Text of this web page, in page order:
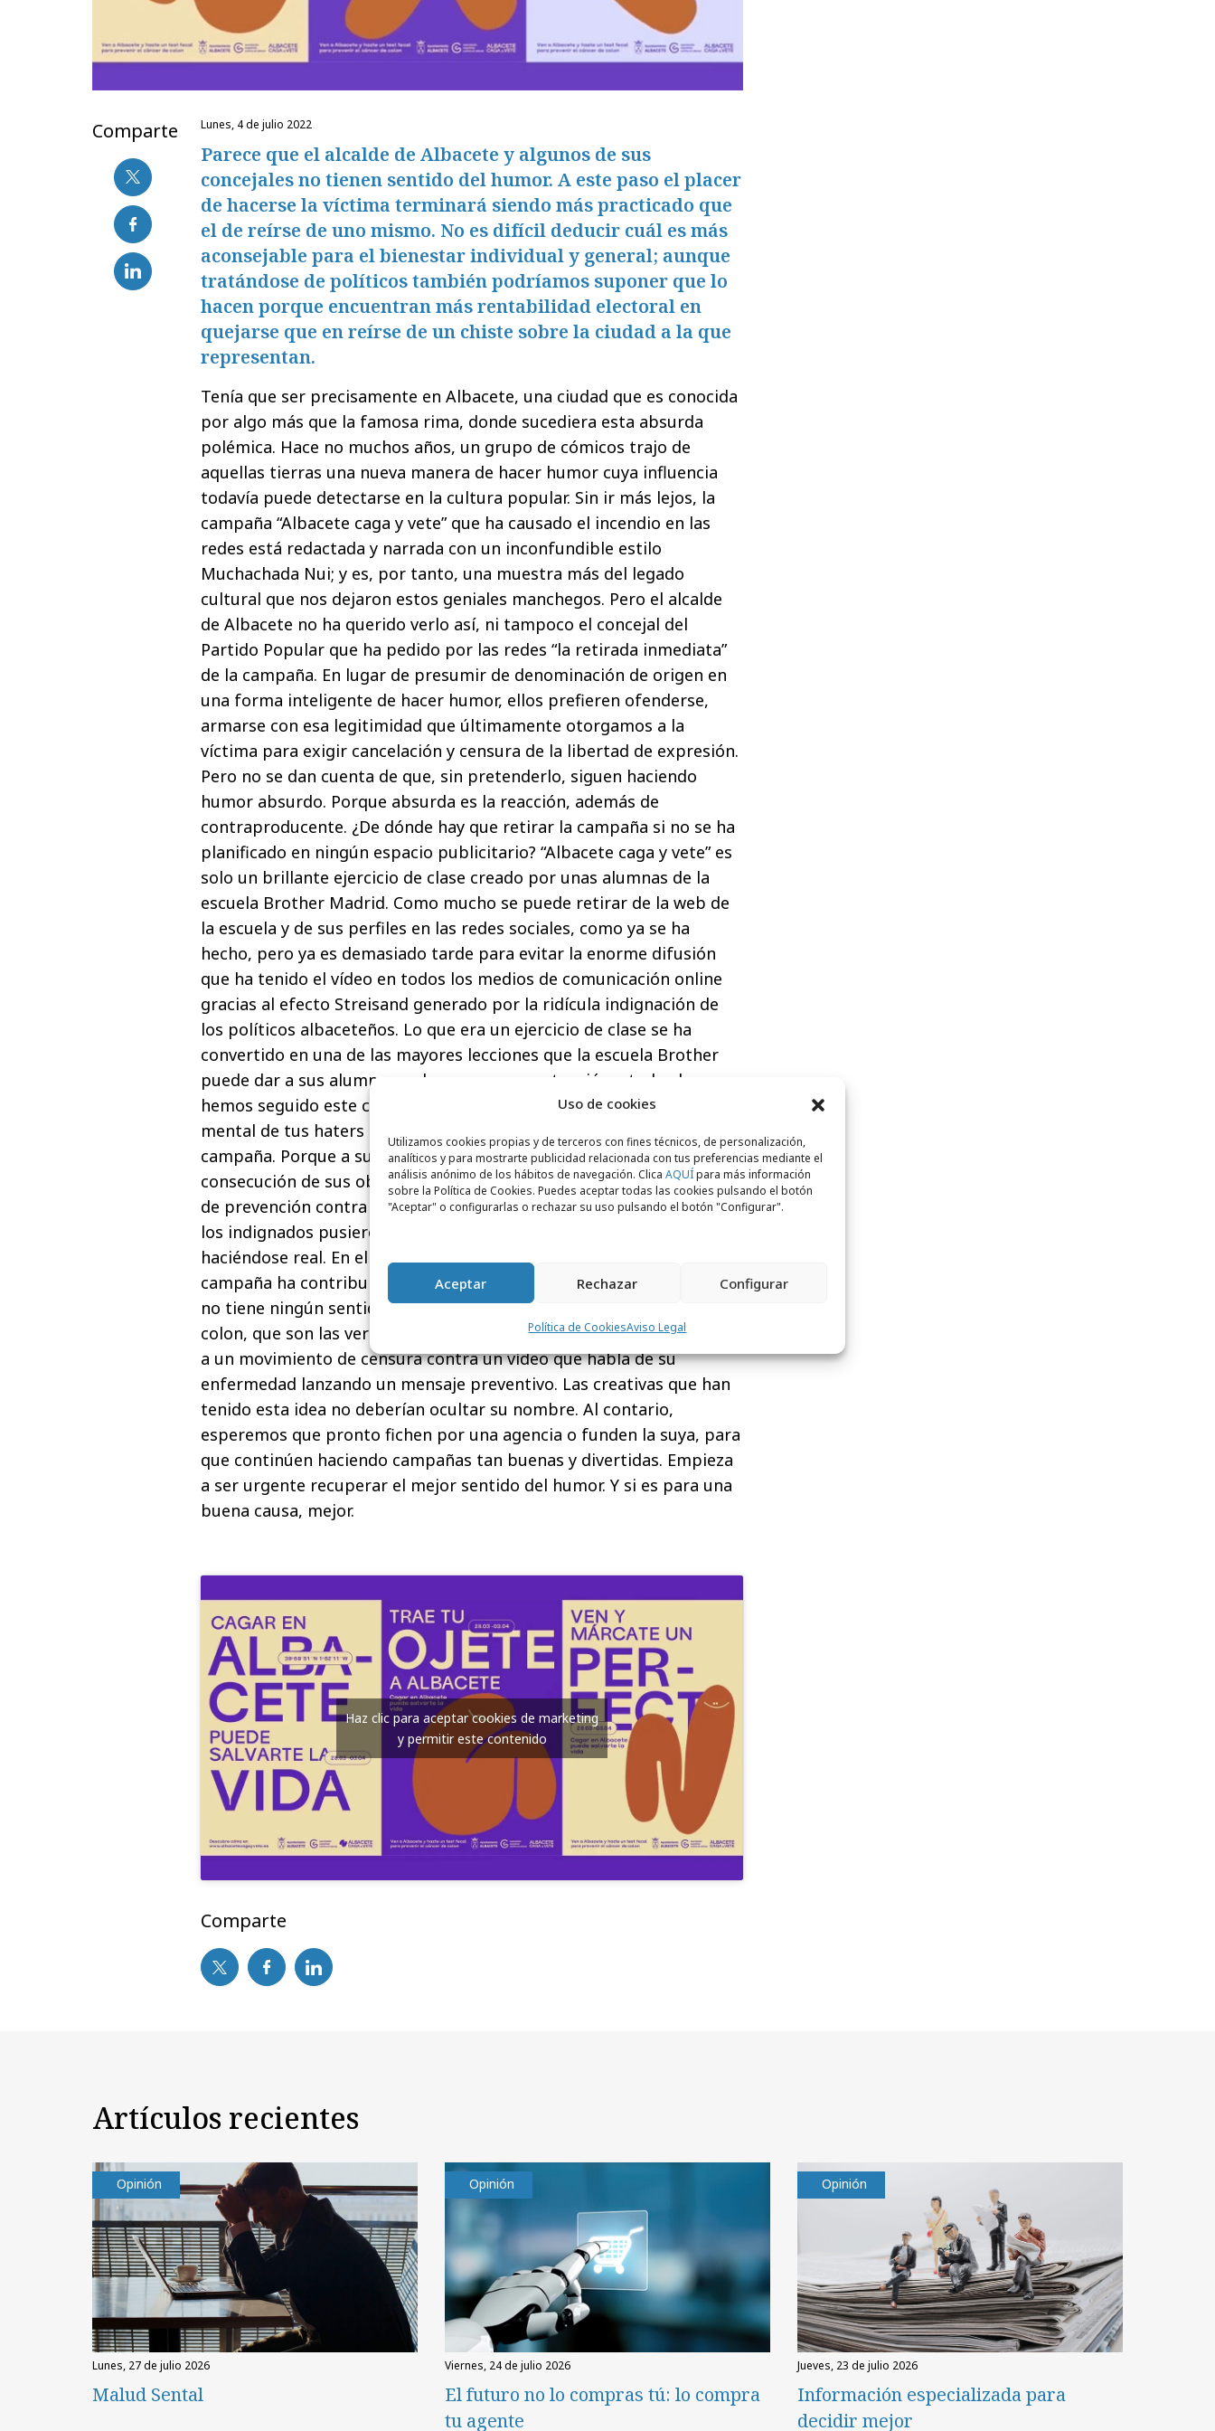
Uso de cookies
Utilizamos cookies propias y de terceros con fines técnicos, de personalización,
analíticos y para mostrarte publicidad relacionada con tus preferencias mediante el
análisis anónimo de los hábitos de navegación. Clica AQUÍpara más información
sobre la Política de Cookies. Puedes aceptar todas las cookies pulsando el botón
"Aceptar" o configurarlas o rechazar su uso pulsando el botón "Configurar".
Aceptar Rechazar Configurar
Política de CookiesAviso Legal
Comparte lunes, 4 de julio 2022
Parece que el alcalde de Albacete y algunos de sus
concejales no tienen sentido del humor. A este paso el placer
de hacerse la víctima terminará siendo más practicado que
el de reírse de uno mismo. No es difícil deducir cuál es más
aconsejable para el bienestar individual y general; aunque
tratándose de políticos también podríamos suponer que lo
hacen porque encuentran más rentabilidad electoral en
quejarse que en reírse de un chiste sobre la ciudad a la que
representan.
Tenía que ser precisamente en Albacete, una ciudad que es conocida
por algo más que la famosa rima, donde sucediera esta absurda
polémica. Hace no muchos años, un grupo de cómicos trajo de
aquellas tierras una nueva manera de hacer humor cuya influencia
todavía puede detectarse en la cultura popular. Sin ir más lejos, la
campaña “Albacete caga y vete” que ha causado el incendio en las
redes está redactada y narrada con un inconfundible estilo
Muchachada Nui; y es, por tanto, una muestra más del legado
cultural que nos dejaron estos geniales manchegos. Pero el alcalde
de Albacete no ha querido verlo así, ni tampoco el concejal del
Partido Popular que ha pedido por las redes “la retirada inmediata”
de la campaña. En lugar de presumir de denominación de origen en
una forma inteligente de hacer humor, ellos prefieren ofenderse,
armarse con esa legitimidad que últimamente otorgamos a la
víctima para exigir cancelación y censura de la libertad de expresión.
Pero no se dan cuenta de que, sin pretenderlo, siguen haciendo
humor absurdo. Porque absurda es la reacción, además de
contraproducente. ¿De dónde hay que retirar la campaña si no se ha
planificado en ningún espacio publicitario? “Albacete caga y vete” es
solo un brillante ejercicio de clase creado por unas alumnas de la
escuela Brother Madrid. Como mucho se puede retirar de la web de
la escuela y de sus perfiles en las redes sociales, como ya se ha
hecho, pero ya es demasiado tarde para evitar la enorme difusión
que ha tenido el vídeo en todos los medios de comunicación online
gracias al efecto Streisand generado por la ridícula indignación de
los políticos albaceteños. Lo que era un ejercicio de clase se ha
convertido en una de las mayores lecciones que la escuela Brother
puede dar a sus alumnos y alumnas, y por extensión a todos los que
hemos seguido este caso en redes y medios: a veces la diarrea
mental de tus haters puede multiplicar la difusión y eficacia de la
campaña. Porque a su manera, esta campaña ha sido eficaz en la
consecución de sus objetivos al llamar la atención sobre las medidas
de prevención contra el cáncer de colon. Nació siendo ficticia, pero
los indignados pusieron un plan de medios a coste cero y terminó
haciéndose real. En el fondo, habría que darles las gracias. La
campaña ha contribuido a la concienciación sobre este problema, y
no tiene ningún sentido intentar sumar a los enfermos de cáncer de
colon, que son las verdaderas y únicas víctimas en toda esta historia,
a un movimiento de censura contra un vídeo que habla de su
enfermedad lanzando un mensaje preventivo. Las creativas que han
tenido esta idea no deberían ocultar su nombre. Al contario,
esperemos que pronto fichen por una agencia o funden la suya, para
que continúen haciendo campañas tan buenas y divertidas. Empieza
a ser urgente recuperar el mejor sentido del humor. Y si es para una
buena causa, mejor.
Haz clic para aceptar cookies de marketing
y permitir este contenido
Comparte
Artículos recientes
Opinión
lunes, 27 de julio 2026
Malud Sental
Opinión
viernes, 24 de julio 2026
El futuro no lo compras tú: lo compra
tu agente
Opinión
jueves, 23 de julio 2026
Información especializada para
decidir mejor